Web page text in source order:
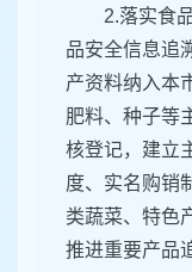
2.落实食
品安全信息追
产资料纳入本
肥料、种子等
核登记，建立
度、实名购销
类蔬菜、特色
推进重要产品